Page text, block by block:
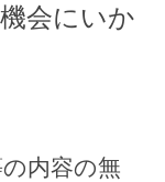
会にいか